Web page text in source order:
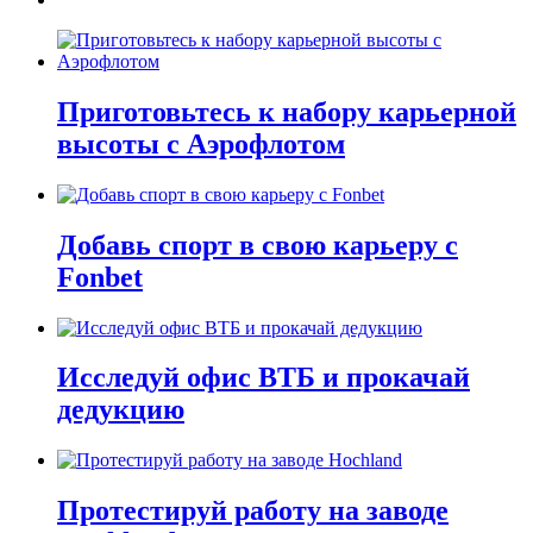
Приготовьтесь к набору карьерной
высоты с Аэрофлотом
Добавь спорт в свою карьеру с
Fonbet
Исследуй офис ВТБ и прокачай
дедукцию
Протестируй работу на заводе